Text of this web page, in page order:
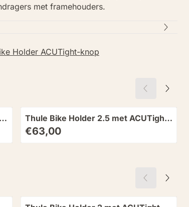
met framehouders.
Holder ACUTight-knop
Thule Bike Holder 2.5 met ACUTight-
knop
Prijs: 63,00
€63,00